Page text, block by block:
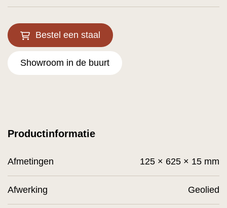
Bestel een staal
Showroom in de buurt
Productinformatie
Afmetingen 125 × 625 × 15 mm
Afwerking Geolied